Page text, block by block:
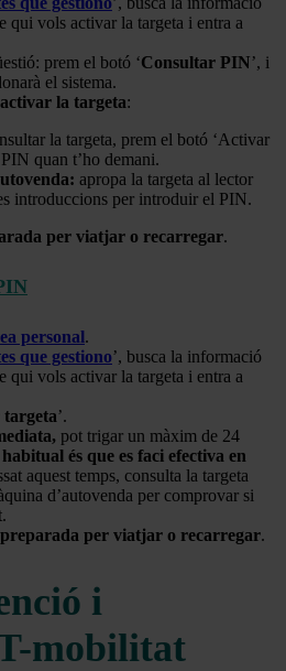
qui vols activar la targeta i entra a
prem el botó ‘Consultar PIN’, i
el sistema.
activar la targeta:
la targeta, prem el botó ‘Activar
quan t’ho demani.
apropa la targeta al lector
introduccions per introduir el PIN.
per viatjar o recarregar.
personal.
que gestiono’, busca la informació
qui vols activar la targeta i entra a
’.
pot trigar un màxim de 24
habitual és que es faci efectiva en
aquest temps, consulta la targeta
d’autovenda per comprovar si
preparada per viatjar o recarregar.
i
mobilitat